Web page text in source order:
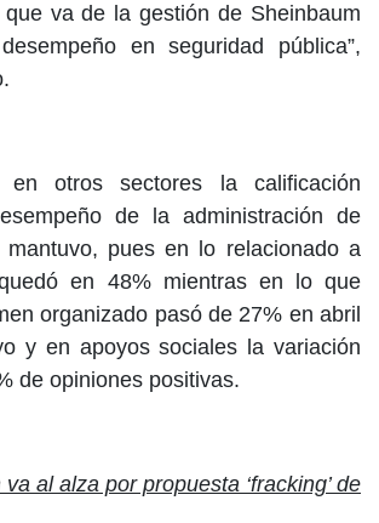
va de la gestión de Sheinbaum
en seguridad pública”,
en otros sectores la calificación
de la administración de
mantuvo, pues en lo relacionado a
en 48% mientras en lo que
organizado pasó de 27% en abril
y en apoyos sociales la variación
de opiniones positivas.
al alza por propuesta ‘fracking’ de